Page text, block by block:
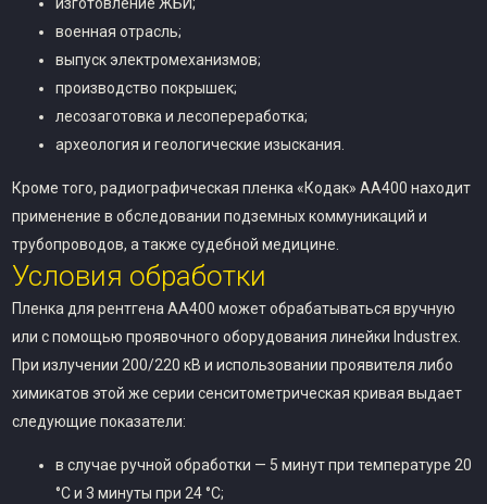
изготовление ЖБИ;
военная отрасль;
выпуск электромеханизмов;
производство покрышек;
лесозаготовка и лесопереработка;
археология и геологические изыскания.
Кроме того, радиографическая пленка «Кодак» AA400 находит
применение в обследовании подземных коммуникаций и
трубопроводов, а также судебной медицине.
Условия обработки
Пленка для рентгена AA400 может обрабатываться вручную
или с помощью проявочного оборудования линейки Industrex.
При излучении 200/220 кВ и использовании проявителя либо
химикатов этой же серии сенситометрическая кривая выдает
следующие показатели:
в случае ручной обработки — 5 минут при температуре 20
°C и 3 минуты при 24 °C;